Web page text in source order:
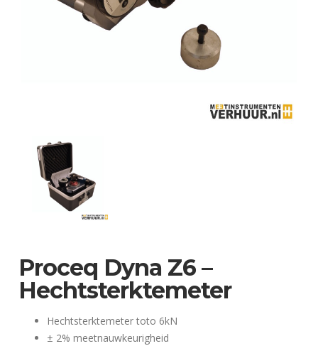
Proceq Dyna Z6 –
Hechtsterktemeter
Hechtsterktemeter toto 6kN
± 2% meetnauwkeurigheid